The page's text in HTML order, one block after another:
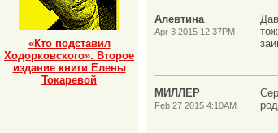
Алевтина
Apr 3 2015 12:37PM
МИЛЛЕР
Feb 27 2015 4:10AM
«Кто подставил
Ходорковского». Второе
издание книги Елены
Токаревой